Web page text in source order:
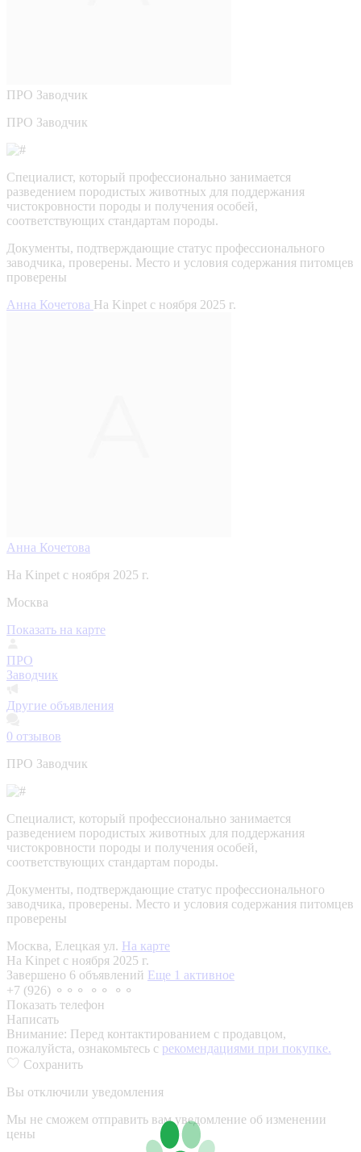
ПРО Заводчик
ПРО Заводчик
Специалист, который профессионально занимается
разведением породистых животных для поддержания
чистокровности породы и получения особей,
соответствующих стандартам породы.
Документы, подтверждающие статус профессионального
заводчика, проверены. Место и условия содержания питомцев
проверены
Анна Кочетова На Kinpet c ноября 2025 г.
Анна Кочетова
На Kinpet c ноября 2025 г.
Москва
Показать на карте
ПРО
Заводчик
Другие объявления
0 отзывов
ПРО Заводчик
Специалист, который профессионально занимается
разведением породистых животных для поддержания
чистокровности породы и получения особей,
соответствующих стандартам породы.
Документы, подтверждающие статус профессионального
заводчика, проверены. Место и условия содержания питомцев
проверены
Москва, Елецкая ул. На карте
На Kinpet c ноября 2025 г.
Завершено 6 объявлений Еще 1 активное
+7 (926) ⚬⚬⚬ ⚬⚬ ⚬⚬
Показать телефон
Написать
Внимание: Перед контактированием с продавцом,
пожалуйста, ознакомьтесь с рекомендациями при покупке.
Сохранить
Вы отключили уведомления
Мы не сможем отправить вам уведомление об изменении
цены